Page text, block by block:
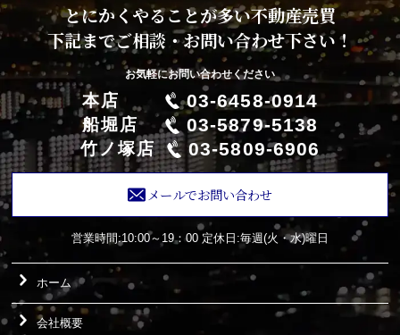
とにかくやることが多い不動産売買
下記までご相談・お問い合わせ下さい！
お気軽にお問い合わせください
本店 03-6458-0914
船堀店 03-5879-5138
竹ノ塚店 03-5809-6906
メールでお問い合わせ
営業時間:10:00～19：00 定休日:毎週(火・水)曜日
ホーム
会社概要